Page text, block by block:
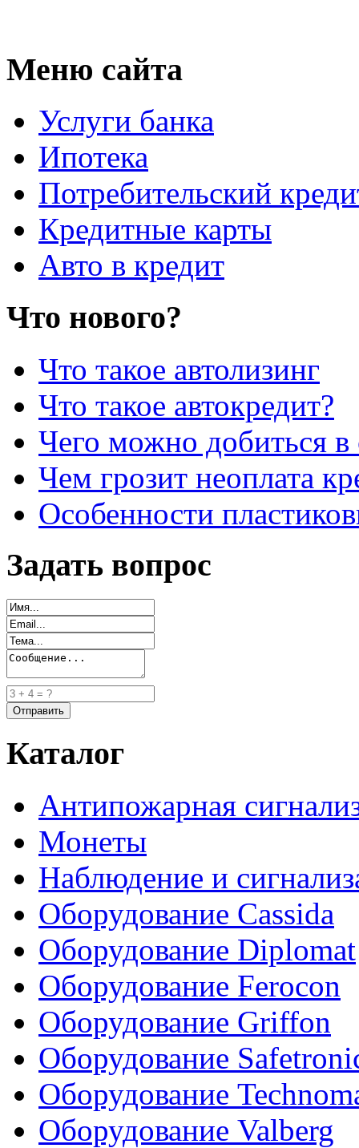
Меню сайта
Услуги банка
Ипотека
Потребительский
Кредитные карты
Авто в кредит
Что нового?
Что такое автолизинг
Что такое автокредит?
Чего можно добиться в
Чем грозит неоплата
Особенности
Задать вопрос
Каталог
Антипожарная
Монеты
Наблюдение и
Оборудование Cassida
Оборудование Diplomat
Оборудование Ferocon
Оборудование Griffon
Оборудование
Оборудование
Оборудование Valberg